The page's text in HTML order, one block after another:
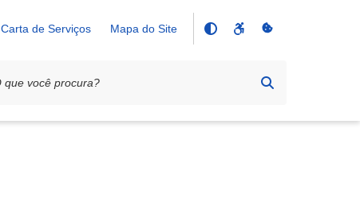
Carta de Serviços Mapa do Site